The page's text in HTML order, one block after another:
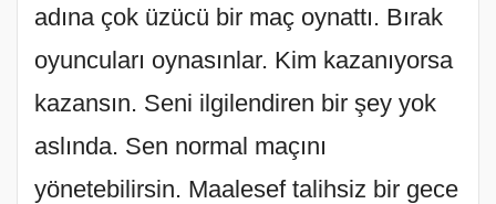
adına çok üzücü bir maç oynattı. Bırak
oyuncuları oynasınlar. Kim kazanıyorsa
kazansın. Seni ilgilendiren bir şey yok
aslında. Sen normal maçını
yönetebilirsin. Maalesef talihsiz bir gece